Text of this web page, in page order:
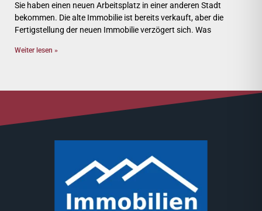
Sie haben einen neuen Arbeitsplatz in einer anderen Stadt
bekommen. Die alte Immobilie ist bereits verkauft, aber die
Fertigstellung der neuen Immobilie verzögert sich. Was
Weiter lesen »